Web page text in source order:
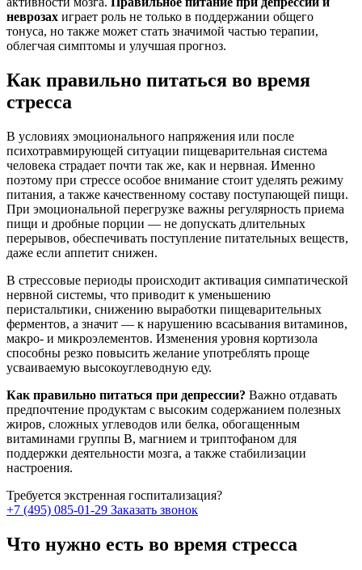
неврозах играет роль не только в поддержании общего
тонуса, но также может стать значимой частью терапии,
облегчая симптомы и улучшая прогноз.
Как правильно питаться во время
стресса
В условиях эмоционального напряжения или после
психотравмирующей ситуации пищеварительная система
человека страдает почти так же, как и нервная. Именно
поэтому при стрессе особое внимание стоит уделять режиму
питания, а также качественному составу поступающей пищи.
При эмоциональной перегрузке важны регулярность приема
пищи и дробные порции — не допускать длительных
перерывов, обеспечивать поступление питательных веществ,
даже если аппетит снижен.
В стрессовые периоды происходит активация симпатической
нервной системы, что приводит к уменьшению
перистальтики, снижению выработки пищеварительных
ферментов, а значит — к нарушению всасывания витаминов,
макро- и микроэлементов. Изменения уровня кортизола
способны резко повысить желание употреблять проще
усваиваемую высокоуглеводную еду.
Как правильно питаться при депрессии? Важно отдавать
предпочтение продуктам с высоким содержанием полезных
жиров, сложных углеводов или белка, обогащенным
витаминами группы B, магнием и триптофаном для
поддержки деятельности мозга, а также стабилизации
настроения.
Требуется экстренная госпитализация?
+7 (495) 085-01-29 Заказать звонок
Что нужно есть во время стресса